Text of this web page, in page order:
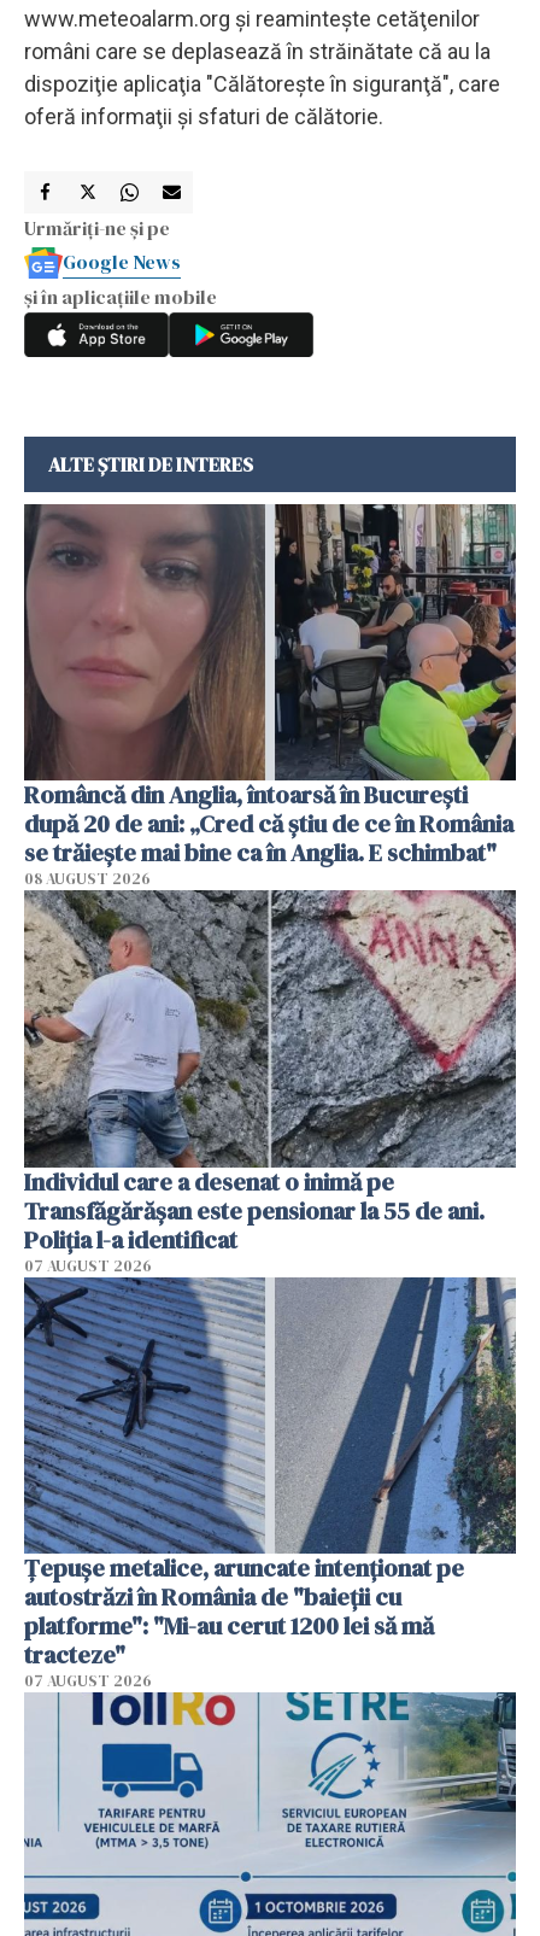
www.meteoalarm.org şi reaminteşte cetăţenilor
români care se deplasează în străinătate că au la
dispoziţie aplicaţia "Călătoreşte în siguranţă", care
oferă informaţii şi sfaturi de călătorie.
Urmăriți-ne și pe
Google News
și în aplicațiile mobile
ALTE ȘTIRI DE INTERES
Româncă din Anglia, întoarsă în București
după 20 de ani: „Cred că știu de ce în România
se trăiește mai bine ca în Anglia. E schimbat"
08 AUGUST 2026
Individul care a desenat o inimă pe
Transfăgărășan este pensionar la 55 de ani.
Poliția l-a identificat
07 AUGUST 2026
Țepușe metalice, aruncate intenționat pe
autostrăzi în România de "baieții cu
platforme": "Mi-au cerut 1200 lei să mă
tracteze"
07 AUGUST 2026